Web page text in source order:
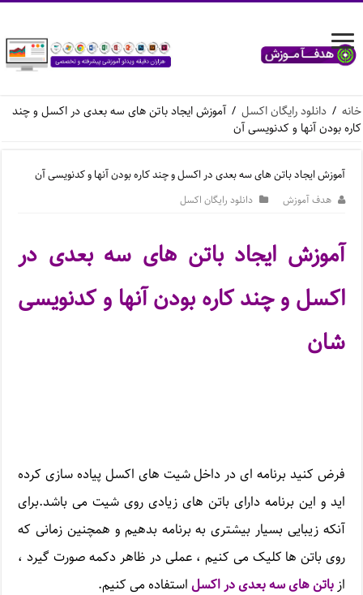
خانه / دانلود رایگان اکسل / آموزش ایجاد باتن های سه بعدی در اکسل و چند
کاره بودن آنها و کدنویسی آن
آموزش ایجاد باتن های سه بعدی در اکسل و چند کاره بودن آنها و کدنویسی آن
هدف آموزش دانلود رایگان اکسل
آموزش ایجاد باتن های سه بعدی در
اکسل و چند کاره بودن آنها و کدنویسی
شان
فرض کنید برنامه ای در داخل شیت های اکسل پیاده سازی کرده
اید و این برنامه دارای باتن های زیادی روی شیت می باشد.برای
آنکه زیبایی بسیار بیشتری به برنامه بدهیم و همچنین زمانی که
روی باتن ها کلیک می کنیم ، عملی در ظاهر دکمه صورت گیرد ،
ازباتن های سه بعدی در اکسلاستفاده می کنیم.